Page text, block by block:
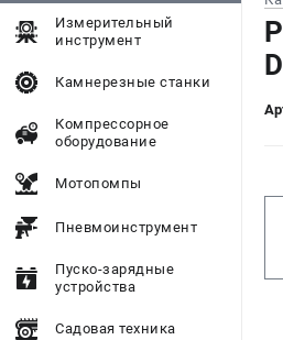
Измерительный
инструмент
Камнерезные станки
Компрессорное
оборудование
Мотопомпы
Пневмоинструмент
Пуско-зарядные
устройства
Садовая техника